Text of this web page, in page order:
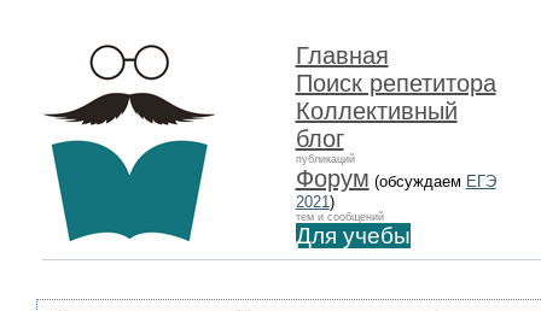
Главная
Поиск репетитора
Коллективный
блог
публикаций
Форум (обсуждаем ЕГЭ
2021)
тем и сообщений
Для учебы